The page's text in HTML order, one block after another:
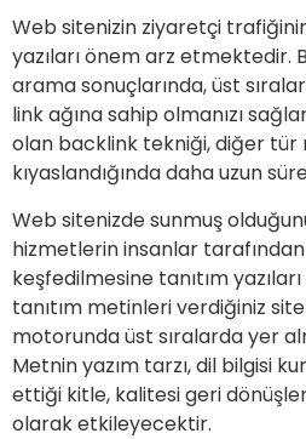
Web sitenizin ziyaretçi
yazıları önem arz etmektedir.
arama sonuçlarında, üst
link ağına sahip olmanızı
olan backlink tekniği, diğer
kıyaslandığında daha uzun
Web sitenizde sunmuş
hizmetlerin insanlar
keşfedilmesine tanıtım
tanıtım metinleri verdiğiniz
motorunda üst sıralarda yer
Metnin yazım tarzı, dil bilgisi
ettiği kitle, kalitesi geri
olarak etkileyecektir.